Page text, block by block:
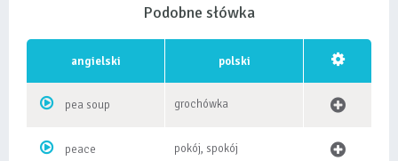
Podobne słówka
angielski polski
pea soup grochówka
peace pokój, spokój